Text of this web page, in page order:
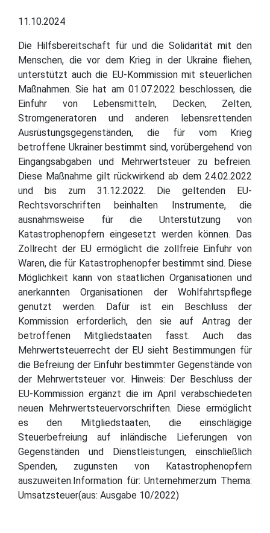
11.10.2024
Die Hilfsbereitschaft für und die Solidarität mit den
Menschen, die vor dem Krieg in der Ukraine fliehen,
unterstützt auch die EU-Kommission mit steuerlichen
Maßnahmen. Sie hat am 01.07.2022 beschlossen, die
Einfuhr von Lebensmitteln, Decken, Zelten,
Stromgeneratoren und anderen lebensrettenden
Ausrüstungsgegenständen, die für vom Krieg
betroffene Ukrainer bestimmt sind, vorübergehend von
Eingangsabgaben und Mehrwertsteuer zu befreien.
Diese Maßnahme gilt rückwirkend ab dem 24.02.2022
und bis zum 31.12.2022. Die geltenden EU-
Rechtsvorschriften beinhalten Instrumente, die
ausnahmsweise für die Unterstützung von
Katastrophenopfern eingesetzt werden können. Das
Zollrecht der EU ermöglicht die zollfreie Einfuhr von
Waren, die für Katastrophenopfer bestimmt sind. Diese
Möglichkeit kann von staatlichen Organisationen und
anerkannten Organisationen der Wohlfahrtspflege
genutzt werden. Dafür ist ein Beschluss der
Kommission erforderlich, den sie auf Antrag der
betroffenen Mitgliedstaaten fasst. Auch das
Mehrwertsteuerrecht der EU sieht Bestimmungen für
die Befreiung der Einfuhr bestimmter Gegenstände von
der Mehrwertsteuer vor. Hinweis: Der Beschluss der
EU-Kommission ergänzt die im April verabschiedeten
neuen Mehrwertsteuervorschriften. Diese ermöglicht
es den Mitgliedstaaten, die einschlägige
Steuerbefreiung auf inländische Lieferungen von
Gegenständen und Dienstleistungen, einschließlich
Spenden, zugunsten von Katastrophenopfern
auszuweiten.Information für: Unternehmerzum Thema:
Umsatzsteuer(aus: Ausgabe 10/2022)